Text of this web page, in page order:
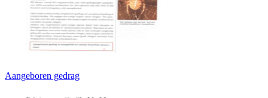
Aangeboren gedrag